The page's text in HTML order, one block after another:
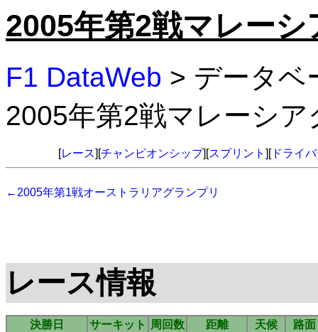
2005年第2戦マレー
F1 DataWeb > データ
2005年第2戦マレーシ
[レース][チャンピオンシップ][スプリント ][ドライ
←2005年第1戦オーストラリアグランプリ
レース情報
決勝日 サーキット 周回数 距離 天候
路面